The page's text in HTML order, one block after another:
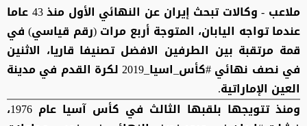
ملاعب - وكالات تبحث إيران عن النهائي الأول منذ 43 عاما
عندما تواجه اليابان، المتوجة أربع مرات (رقم قياسي) في
قمة مرتقبة بين الطرفين الافضل تصنيفا قاريا، الاثنين
في نصف نهائي #كأس_اسيا_2019 لكرة القدم في مدينة
العين الإماراتية.
ومنذ تتويجها بلقبها الثالث في كأس آسيا عام 1976،